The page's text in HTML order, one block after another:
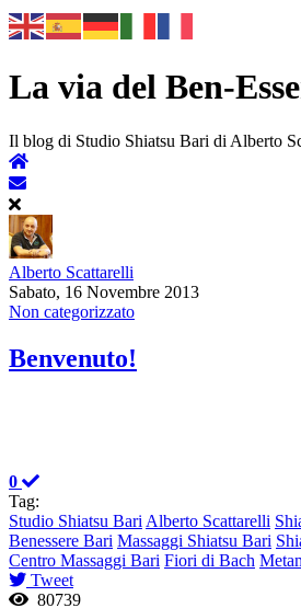
La via del Ben-
Il blog di Studio Shiatsu Bari di Alberto
Alberto Scattarelli
Sabato, 16 Novembre 2013
Non categorizzato
Benvenuto!
0
Tag:
Studio Shiatsu Bari Alberto Scattarelli
Benessere Bari Massaggi Shiatsu Bari
Centro Massaggi Bari Fiori di Bach
Tweet
80739